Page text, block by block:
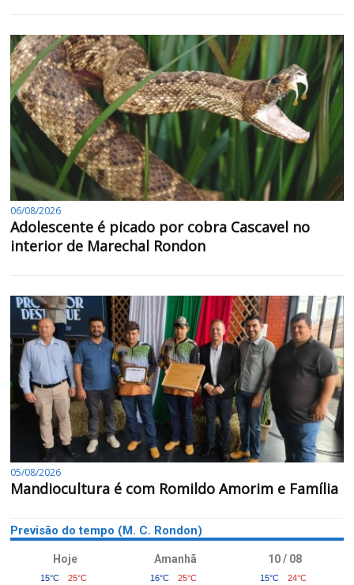
06/08/2026
Adolescente é picado por cobra Cascavel no
interior de Marechal Rondon
05/08/2026
Mandiocultura é com Romildo Amorim e Família
Previsão do tempo (M. C. Rondon)
Hoje
15°C 25°C
Amanhã
16°C 25°C
10 / 08
15°C 24°C